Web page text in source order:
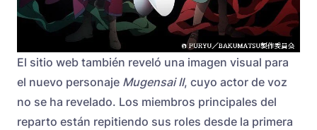
El sitio web también reveló una imagen visual para
el nuevo personaje Mugensai II, cuyo actor de voz
no se ha revelado. Los miembros principales del
reparto están repitiendo sus roles desde la primera